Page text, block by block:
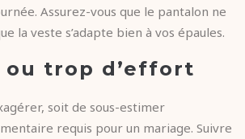
Assurez-vous que le pantalon ne
la veste s’adapte bien à vos épaules.
ou trop d’effort
soit de sous-estimer
requis pour un mariage. Suivre